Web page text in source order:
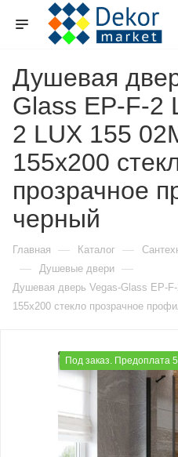
Душевая
Glass EP-F-2
2 LUX 155
155х200
прозрачное
черный
Главная — Каталог —
— Душевые двери —
Душевая дверь Vegas-Glass EP-
155х200 стекло прозрачное
Под заказ. Предоплата